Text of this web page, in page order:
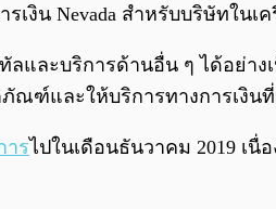
Nevada สำหรับบริษัทในเครื
ละบริการด้านอื่น ๆ ได้อย่าง
ณฑ์และให้บริการทางการเงิน
ารไปในเดือนธันวาคม 2019 เนื่